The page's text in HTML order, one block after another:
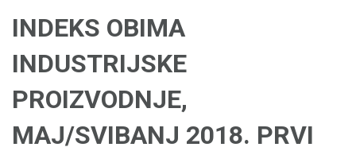
INDEKS OBIMA
INDUSTRIJSKE
PROIZVODNJE,
MAJ/SVIBANJ 2018. PRVI